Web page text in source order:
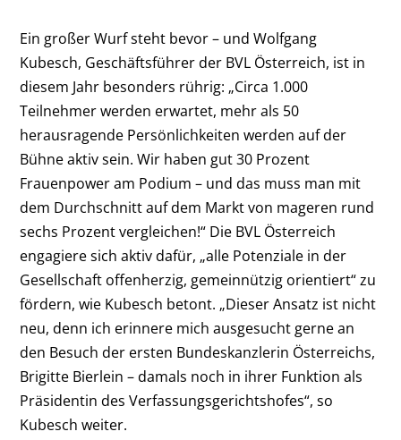
Ein großer Wurf steht bevor – und Wolfgang
Kubesch, Geschäftsführer der BVL Österreich, ist in
diesem Jahr besonders rührig: „Circa 1.000
Teilnehmer werden erwartet, mehr als 50
herausragende Persönlichkeiten werden auf der
Bühne aktiv sein. Wir haben gut 30 Prozent
Frauenpower am Podium – und das muss man mit
dem Durchschnitt auf dem Markt von mageren rund
sechs Prozent vergleichen!“ Die BVL Österreich
engagiere sich aktiv dafür, „alle Potenziale in der
Gesellschaft offenherzig, gemeinnützig orientiert“ zu
fördern, wie Kubesch betont. „Dieser Ansatz ist nicht
neu, denn ich erinnere mich ausgesucht gerne an
den Besuch der ersten Bundeskanzlerin Österreichs,
Brigitte Bierlein – damals noch in ihrer Funktion als
Präsidentin des Verfassungsgerichtshofes“, so
Kubesch weiter.